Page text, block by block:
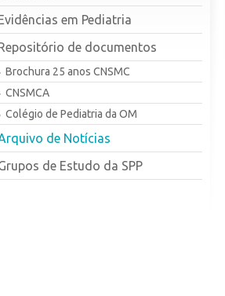
em Pediatria
de documentos
Brochura 25 anos CNSMC
CNSMCA
Colégio de Pediatria da OM
de Notícias
de Estudo da SPP